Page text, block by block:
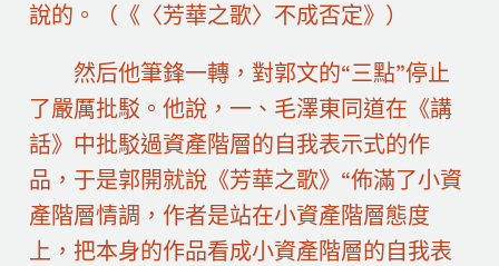
說的。（《〈芳華之歌〉不成否定》）
然后他筆鋒一轉，對郭文的“三點”停止
了嚴厲批駁。他說，一、毛澤東同道在《講
話》中批駁過資產階層的自我表示式的作
品，于是郭開就說《芳華之歌》“佈滿了小資
產階層情調，作者是站在小資產階層態度
上，把本身的作品看成小資產階層的自我表